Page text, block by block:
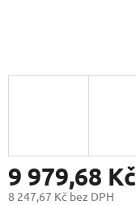
9 979,68 Kč
8 247,67 Kč bez DPH